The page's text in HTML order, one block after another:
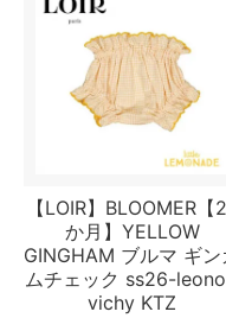
【LOIR】BLOOMER【
か月】YELLOW
GINGHAM ブルマ ギン
ムチェック ss26-
vichy KTZ